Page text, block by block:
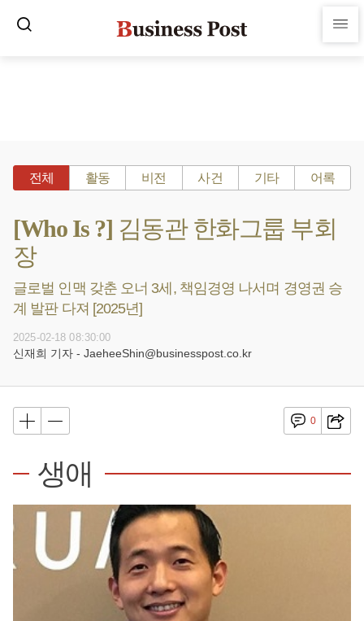
전체 활동 비전 사건 기타 어록
[Who Is ?] 김동관 한화그룹 부회
장
글로벌 인맥 갖춘 오너 3세, 책임경영 나서며 경영권 승
계 발판 다져 [2025년]
2025-02-18 08:30:00
신재희 기자 - JaeheeShin@businesspost.co.kr
0
생애